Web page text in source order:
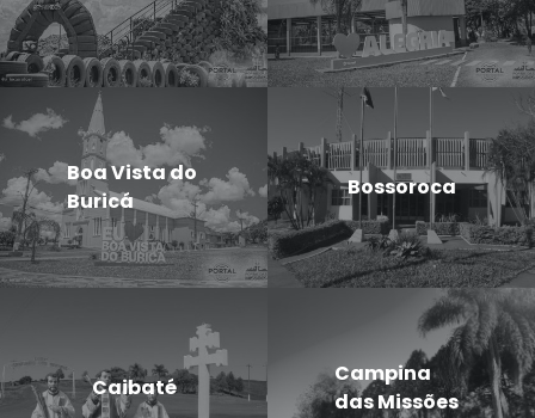
Boa Vista do
Buricá
Bossoroca
Caibaté
Campina
das Missões